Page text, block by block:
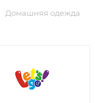
Домашняя одежда